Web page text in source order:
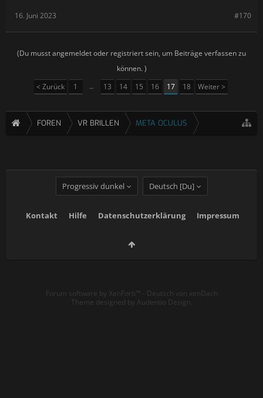
#170
16. Juni 2023
(Du musst angemeldet oder registriert sein, um Beiträge verfassen zu
können. )
< Zurück
1 ← 13 14 15 16 17 18 Weiter >
FOREN VR BRILLEN META OCULUS
Progressiv dunkel Deutsch [Du]
Kontakt Hilfe Datenschutzerklärung Impressum
Forum software by XenForo™ - Deutsch von xenDach
Theme designed by Audentio Design.